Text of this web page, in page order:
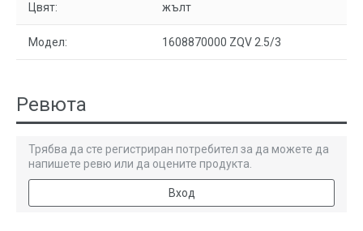
Цвят: жълт
Модел: 1608870000 ZQV 2.5/3
Ревюта
Трябва да сте регистриран потребител за да можете да
напишете ревю или да оцените продукта.
Вход